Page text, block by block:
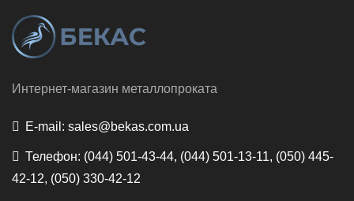
Интернет-магазин металлопроката
E-mail: sales@bekas.com.ua
Телефон: (044) 501-43-44, (044) 501-13-11, (050) 445-
42-12, (050) 330-42-12